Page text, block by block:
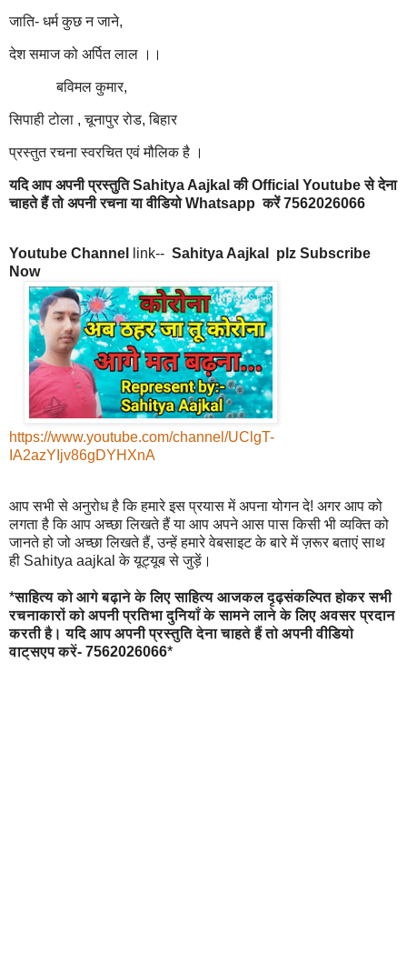
जाति- धर्म कुछ न जाने,
देश समाज को अर्पित लाल ।।
बविमल कुमार,
सिपाही टोला , चूनापुर रोड, बिहार
प्रस्तुत रचना स्वरचित एवं मौलिक है ।
यदि आप अपनी प्रस्तुति Sahitya Aajkal की Official Youtube से देना
चाहते हैं तो अपनी रचना या वीडियो Whatsapp करें 7562026066
Youtube Channel link-- Sahitya Aajkal plz Subscribe
Now
https://www.youtube.com/channel/UClgT-
IA2azYIjv86gDYHXnA
आप सभी से अनुरोध है कि हमारे इस प्रयास में अपना योगन दे! अगर आप को
लगता है कि आप अच्छा लिखते हैं या आप अपने आस पास किसी भी व्यक्ति को
जानते हो जो अच्छा लिखते हैं, उन्हें हमारे वेबसाइट के बारे में ज़रूर बताएं साथ
ही Sahitya aajkal के यूट्यूब से जुड़ें।
*साहित्य को आगे बढ़ाने के लिए साहित्य आजकल दृढ़संकल्पित होकर सभी
रचनाकारों को अपनी प्रतिभा दुनियाँ के सामने लाने के लिए अवसर प्रदान
करती है। यदि आप अपनी प्रस्तुति देना चाहते हैं तो अपनी वीडियो
वाट्सएप करें- 7562026066*